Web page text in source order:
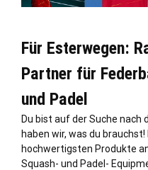
Für Esterwegen:
Partner für
und Padel
Du bist auf der Suche nach
haben wir, was du
hochwertigsten Produkte
Squash- und Padel-